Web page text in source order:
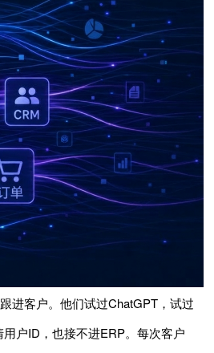
进客户。他们试过ChatGPT，试过
户ID，也接不进ERP。每次客户